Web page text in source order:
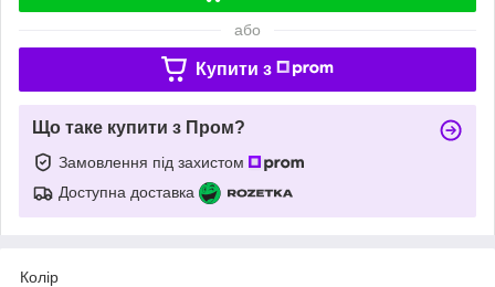
або
Купити з
Що таке купити з Пром?
Замовлення під захистом
Доступна доставка
Колір